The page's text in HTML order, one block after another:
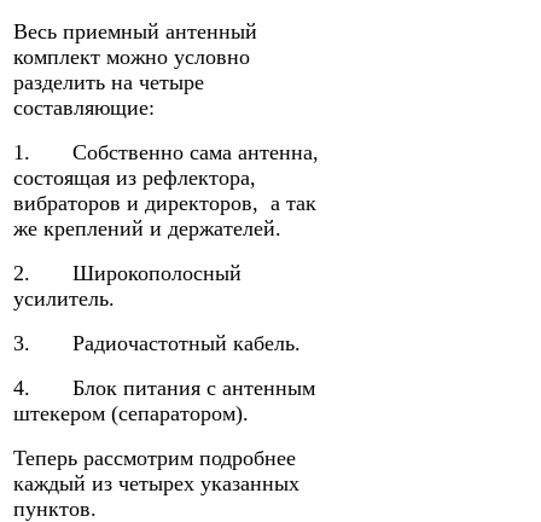
Весь приемный антенный
комплект можно условно
разделить на четыре
составляющие:
1. Собственно сама антенна,
состоящая из рефлектора,
вибраторов и директоров, а так
же креплений и держателей.
2. Широкополосный
усилитель.
3. Радиочастотный кабель.
4. Блок питания с антенным
штекером (сепаратором).
Теперь рассмотрим подробнее
каждый из четырех указанных
пунктов.